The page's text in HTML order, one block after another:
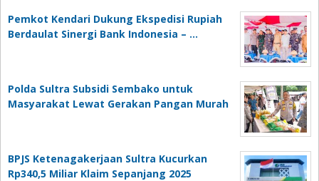
Pemkot Kendari Dukung Ekspedisi Rupiah
Berdaulat Sinergi Bank Indonesia – …
Polda Sultra Subsidi Sembako untuk
Masyarakat Lewat Gerakan Pangan Murah
BPJS Ketenagakerjaan Sultra Kucurkan
Rp340,5 Miliar Klaim Sepanjang 2025